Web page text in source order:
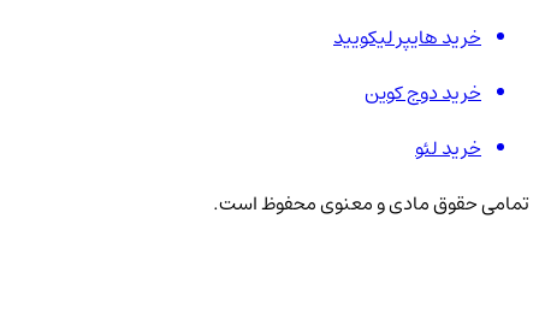
خرید هایپر لیکویید
خرید دوج کوین
خرید لئو
تمامی حقوق مادی و معنوی محفوظ است.